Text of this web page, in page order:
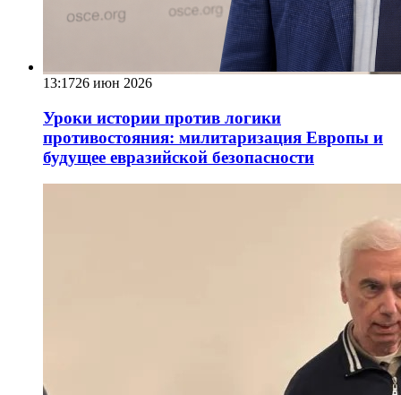
13:1726 июн 2026
Уроки истории против логики
противостояния: милитаризация Европы и
будущее евразийской безопасности